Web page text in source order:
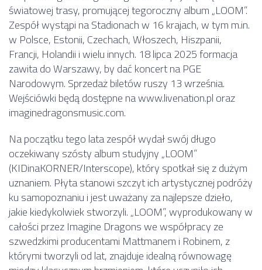
światowej trasy, promującej tegoroczny album „LOOM”.
Zespół wystąpi na Stadionach w 16 krajach, w tym m.in.
w Polsce, Estonii, Czechach, Włoszech, Hiszpanii,
Francji, Holandii i wielu innych. 18 lipca 2025 formacja
zawita do Warszawy, by dać koncert na PGE
Narodowym. Sprzedaż biletów ruszy 13 września.
Wejściówki będą dostępne na www.livenation.pl oraz
imaginedragonsmusic.com.
Na początku tego lata zespół wydał swój długo
oczekiwany szósty album studyjny „LOOM”
(KIDinaKORNER/Interscope), który spotkał się z dużym
uznaniem. Płyta stanowi szczyt ich artystycznej podróży
ku samopoznaniu i jest uważany za najlepsze dzieło,
jakie kiedykolwiek stworzyli. „LOOM”, wyprodukowany w
całości przez Imagine Dragons we współpracy ze
szwedzkimi producentami Mattmanem i Robinem, z
którymi tworzyli od lat, znajduje idealną równowagę